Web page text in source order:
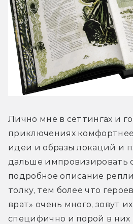
Лично мне в сеттингах и
приключениях
идеи и образы локаций и
дальше импровизировать
подробное описание
толку, тем более что
врат» очень много, зовут
специфично и порой в них